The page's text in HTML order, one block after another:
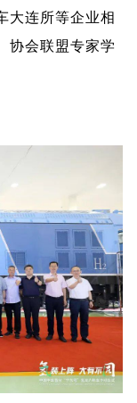
大连所等企业相
协会联盟专家学